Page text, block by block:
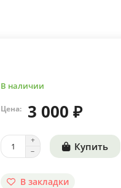
В наличии
Цена: 3 000 ₽
Купить
В закладки